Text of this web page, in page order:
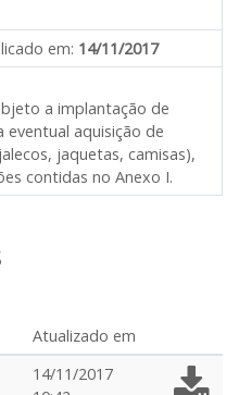
em: 14/11/2017
a implantação de
eventual aquisição de
jaquetas, camisas),
contidas no Anexo I.
Atualizado em
14/11/2017